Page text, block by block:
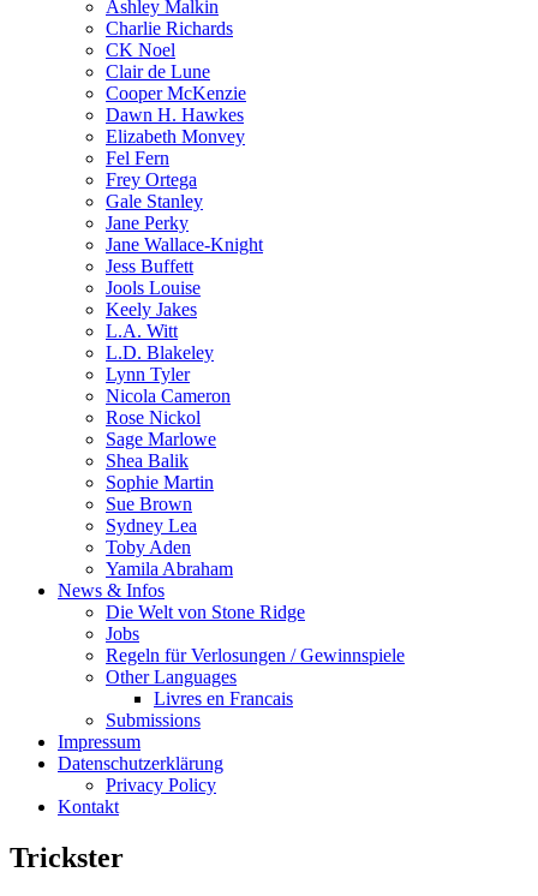
Ashley Malkin
Charlie Richards
CK Noel
Clair de Lune
Cooper McKenzie
Dawn H. Hawkes
Elizabeth Monvey
Fel Fern
Frey Ortega
Gale Stanley
Jane Perky
Jane Wallace-Knight
Jess Buffett
Jools Louise
Keely Jakes
L.A. Witt
L.D. Blakeley
Lynn Tyler
Nicola Cameron
Rose Nickol
Sage Marlowe
Shea Balik
Sophie Martin
Sue Brown
Sydney Lea
Toby Aden
Yamila Abraham
News & Infos
Die Welt von Stone Ridge
Jobs
Regeln für Verlosungen / Gewinnspiele
Other Languages
Livres en Francais
Submissions
Impressum
Datenschutzerklärung
Privacy Policy
Kontakt
Trickster